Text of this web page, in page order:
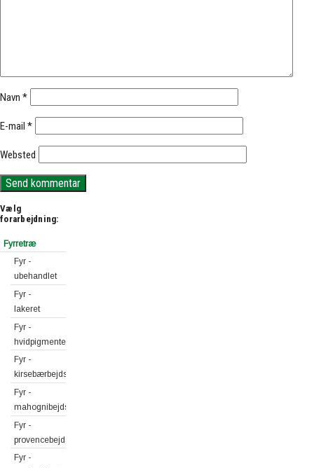
Navn *
E-mail *
Websted
Vælg
forarbejdning:
Fyrretræ
Fyr -
ubehandlet
Fyr -
lakeret
Fyr -
hvidpigmenteret
Fyr -
kirsebærbejdset
Fyr -
mahognibejdset
Fyr -
provencebejdset
Fyr -